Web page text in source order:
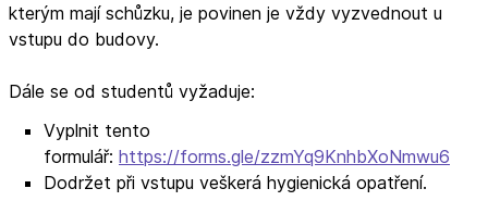
kterým mají schůzku, je povinen je vždy vyzvednout u
vstupu do budovy.
Dále se od studentů vyžaduje:
Vyplnit tento
formulář: https://forms.gle/zzmYq9KnhbXoNmwu6
Dodržet při vstupu veškerá hygienická opatření.